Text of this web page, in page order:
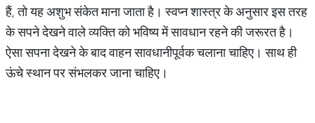
हैं, तो यह अशुभ संकेत माना जाता है। स्वप्न शास्त्र के अनुसार इस तरह
के सपने देखने वाले व्यक्ति को भविष्य में सावधान रहने की जरूरत है।
ऐसा सपना देखने के बाद वाहन सावधानीपूर्वक चलाना चाहिए। साथ ही
ऊंचे स्थान पर संभलकर जाना चाहिए।